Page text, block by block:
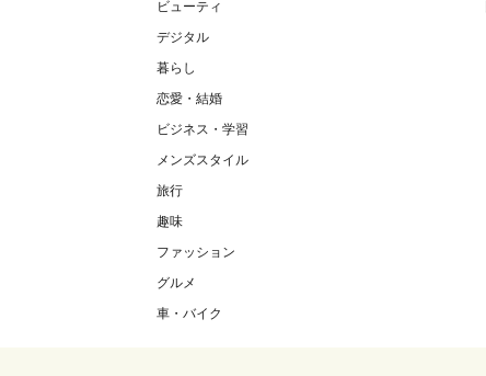
ビューティ
デジタル
暮らし
恋愛・結婚
ビジネス・学習
メンズスタイル
旅行
趣味
ファッション
グルメ
車・バイク